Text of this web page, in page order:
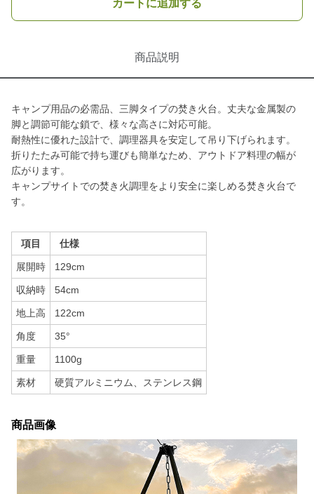
カートに追加する
商品説明
キャンプ用品の必需品、三脚タイプの焚き火台。丈夫な金属製の
脚と調節可能な鎖で、様々な高さに対応可能。
耐熱性に優れた設計で、調理器具を安定して吊り下げられます。
折りたたみ可能で持ち運びも簡単なため、アウトドア料理の幅が
広がります。
キャンプサイトでの焚き火調理をより安全に楽しめる焚き火台で
す。
項目 仕様
展開時 129cm
収納時 54cm
地上高 122cm
角度 35°
重量 1100g
素材 硬質アルミニウム、ステンレス鋼
商品画像